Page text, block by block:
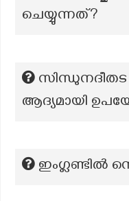
ചെയ്യുന്നത്?
ആദ്യമായി
ഇംഗ്ലണ്ടിൽ